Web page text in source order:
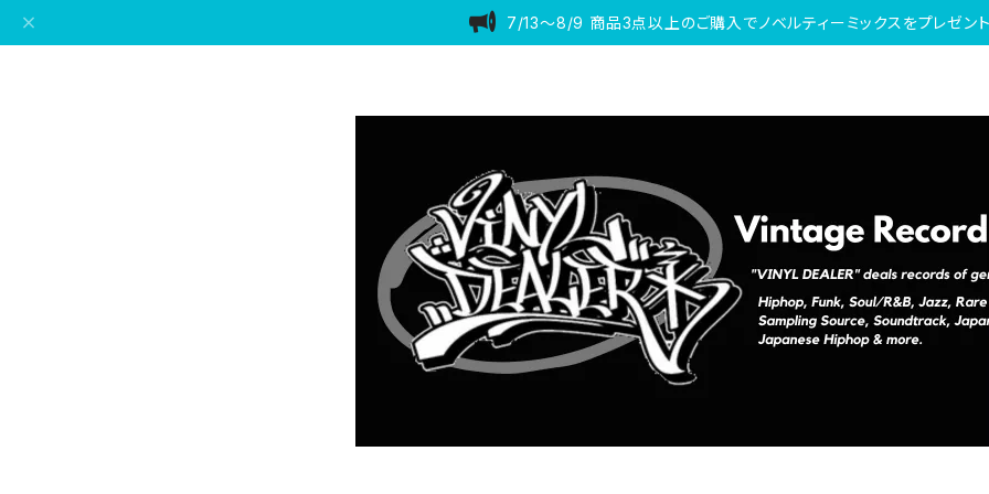
7/13〜8/9 商品3点以上のご購入でノベルティーミックスをプレゼント